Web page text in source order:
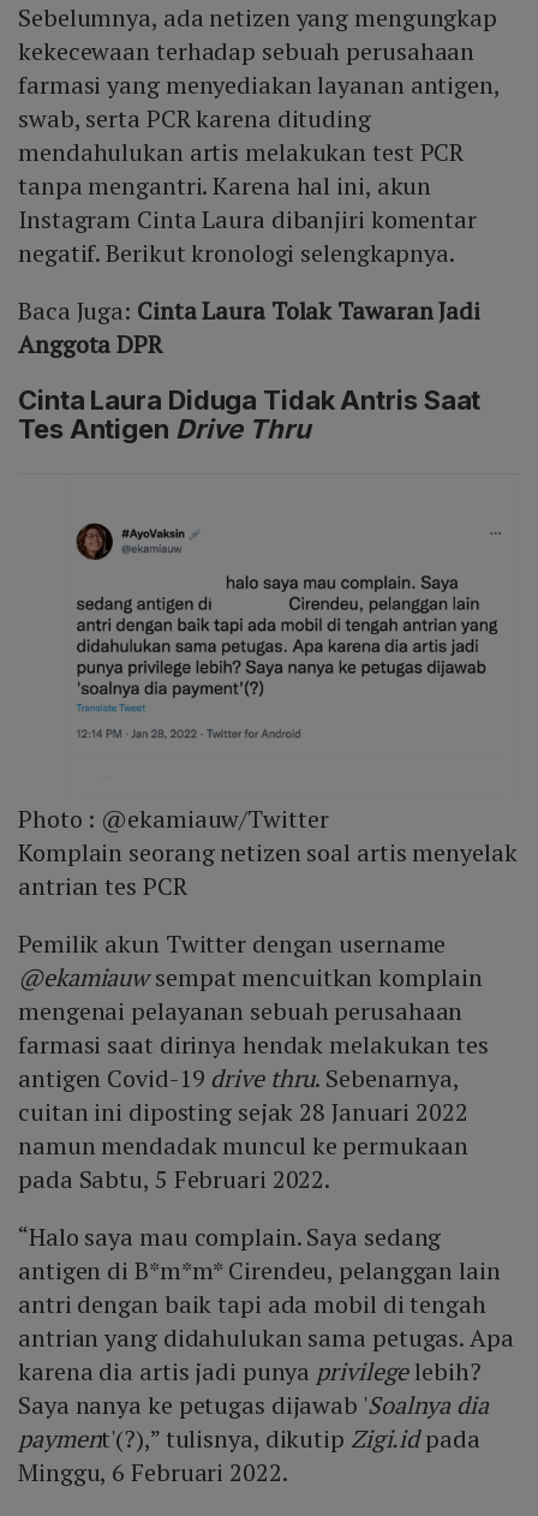
Sebelumnya, ada netizen yang mengungkap
kekecewaan terhadap sebuah perusahaan
farmasi yang menyediakan layanan antigen,
swab, serta PCR karena dituding
mendahulukan artis melakukan test PCR
tanpa mengantri. Karena hal ini, akun
Instagram Cinta Laura dibanjiri komentar
negatif. Berikut kronologi selengkapnya.
Baca Juga: Cinta Laura Tolak Tawaran Jadi
Anggota DPR
Cinta Laura Diduga Tidak Antris Saat
Tes Antigen Drive Thru
Photo : @ekamiauw/Twitter
Komplain seorang netizen soal artis menyelak
antrian tes PCR
Pemilik akun Twitter dengan username
@ekamiauwsempat mencuitkan komplain
mengenai pelayanan sebuah perusahaan
farmasi saat dirinya hendak melakukan tes
antigen Covid-19 drive thru. Sebenarnya,
cuitan ini diposting sejak 28 Januari 2022
namun mendadak muncul ke permukaan
pada Sabtu, 5 Februari 2022.
“Halo saya mau complain. Saya sedang
antigen di B*m*m* Cirendeu, pelanggan lain
antri dengan baik tapi ada mobil di tengah
antrian yang didahulukan sama petugas. Apa
karena dia artis jadi punya privilegelebih?
Saya nanya ke petugas dijawab 'Soalnya dia
payment'(?),” tulisnya, dikutip Zigi.idpada
Minggu, 6 Februari 2022.